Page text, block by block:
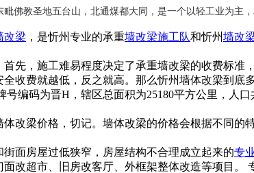
佛教圣地五台山，北通煤都大同，是一个以轻工业为主
改梁 ，是忻州专业的承重墙改梁施工队和忻州墙改
先，施工难易程度决定了承重墙改梁的收费标准
收费就越低，反之就高。那么忻州墙体改梁到底多
编码为晋H，辖区总面积为25180平方公里，人
改梁价格，切记。墙体改梁的价格会根据不同的
街面房屋过低狭窄，房屋结构不合理成立起来的专
改超市、旧房改客厅、外框架整体改造等项目。